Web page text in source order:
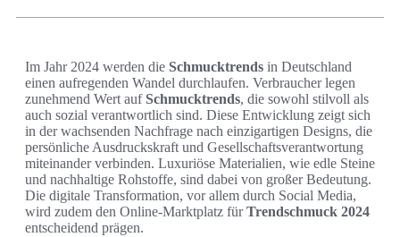
Im Jahr 2024 werden die Schmucktrends in Deutschland
einen aufregenden Wandel durchlaufen. Verbraucher legen
zunehmend Wert aufSchmucktrends, die sowohl stilvoll als
auch sozial verantwortlich sind. Diese Entwicklung zeigt sich
in der wachsenden Nachfrage nach einzigartigen Designs, die
persönliche Ausdruckskraft und Gesellschaftsverantwortung
miteinander verbinden. Luxuriöse Materialien, wie edle Steine
und nachhaltige Rohstoffe, sind dabei von großer Bedeutung.
Die digitale Transformation, vor allem durch Social Media,
wird zudem den Online-Marktplatz fürTrendschmuck 2024
entscheidend prägen.